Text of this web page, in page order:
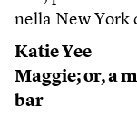
nella New York
Katie Yee
Maggie; or, a
bar